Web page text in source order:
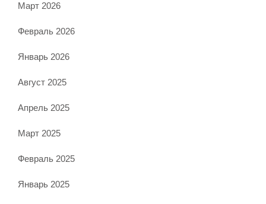
Март 2026
Февраль 2026
Январь 2026
Август 2025
Апрель 2025
Март 2025
Февраль 2025
Январь 2025